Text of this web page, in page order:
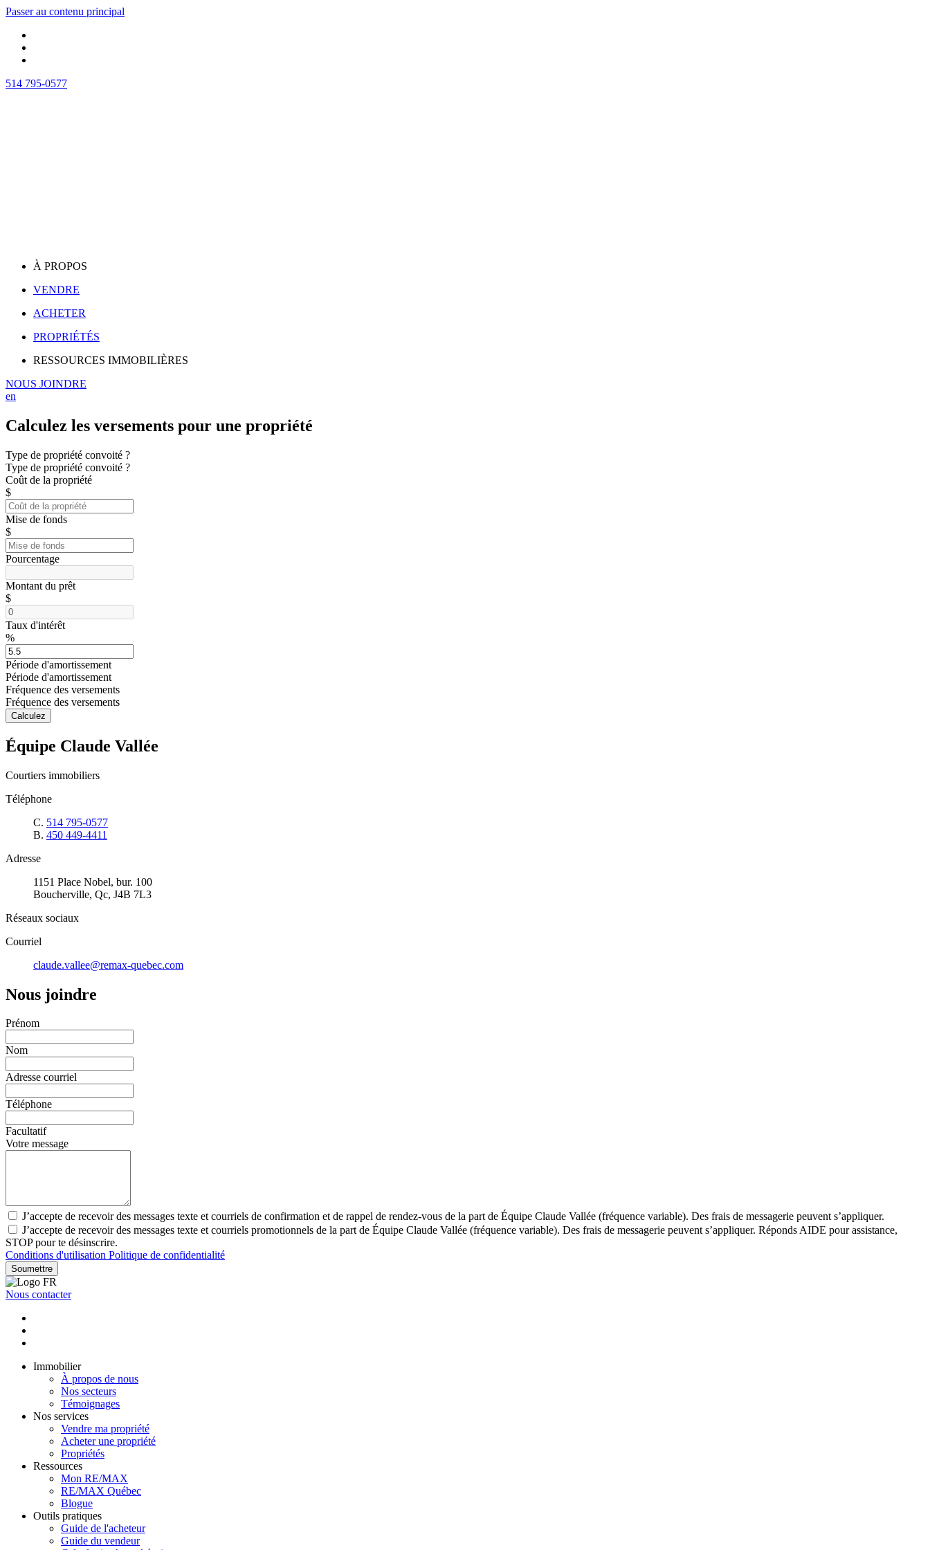
Passer au contenu principal
514 795-0577
À PROPOS
VENDRE
ACHETER
PROPRIÉTÉS
RESSOURCES IMMOBILIÈRES
NOUS JOINDRE
en
Calculez les versements pour une propriété
Type de propriété convoité ?
Type de propriété convoité ?
Coût de la propriété
$
Mise de fonds
$
Pourcentage
Montant du prêt
$
Taux d'intérêt
%
Période d'amortissement
Période d'amortissement
Fréquence des versements
Fréquence des versements
Calculez
Équipe Claude Vallée
Courtiers immobiliers
Téléphone
C. 514 795-0577
B. 450 449-4411
Adresse
1151 Place Nobel, bur. 100
Boucherville, Qc, J4B 7L3
Réseaux sociaux
Courriel
claude.vallee@remax-quebec.com
Nous joindre
Prénom
Nom
Adresse courriel
Téléphone
Facultatif
Votre message
J’accepte de recevoir des messages texte et courriels de confirmation et de rappel de rendez-vous de la part de Équipe Claude Vallée (fréquence variable). Des frais de messagerie peuvent s’appliquer.
J’accepte de recevoir des messages texte et courriels promotionnels de la part de Équipe Claude Vallée (fréquence variable). Des frais de messagerie peuvent s’appliquer. Réponds AIDE pour assistance,
STOP pour te désinscrire.
Conditions d'utilisation Politique de confidentialité
Soumettre
Nous contacter
Immobilier
À propos de nous
Nos secteurs
Témoignages
Nos services
Vendre ma propriété
Acheter une propriété
Propriétés
Ressources
Mon RE/MAX
RE/MAX Québec
Blogue
Outils pratiques
Guide de l'acheteur
Guide du vendeur